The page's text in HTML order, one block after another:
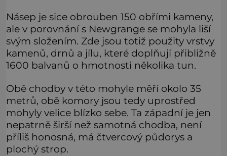
Násep je sice obrouben 150 obřími kameny,
ale v porovnání s Newgrange se mohyla liší
svým složením. Zde jsou totiž použity vrstvy
kamenů, drnů a jílu, které doplňují přibližně
1600 balvanů o hmotnosti několika tun.
Obě chodby v této mohyle měří okolo 35
metrů, obě komory jsou tedy uprostřed
mohyly velice blízko sebe. Ta západní je jen
nepatrně širší než samotná chodba, není
příliš honosná, má čtvercový půdorys a
plochý strop.